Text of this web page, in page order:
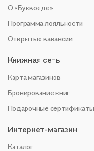
О «Буквоеде»
Программа лояльности
Открытые вакансии
Книжная сеть
Карта магазинов
Бронирование книг
Подарочные сертификаты
Интернет-магазин
Каталог